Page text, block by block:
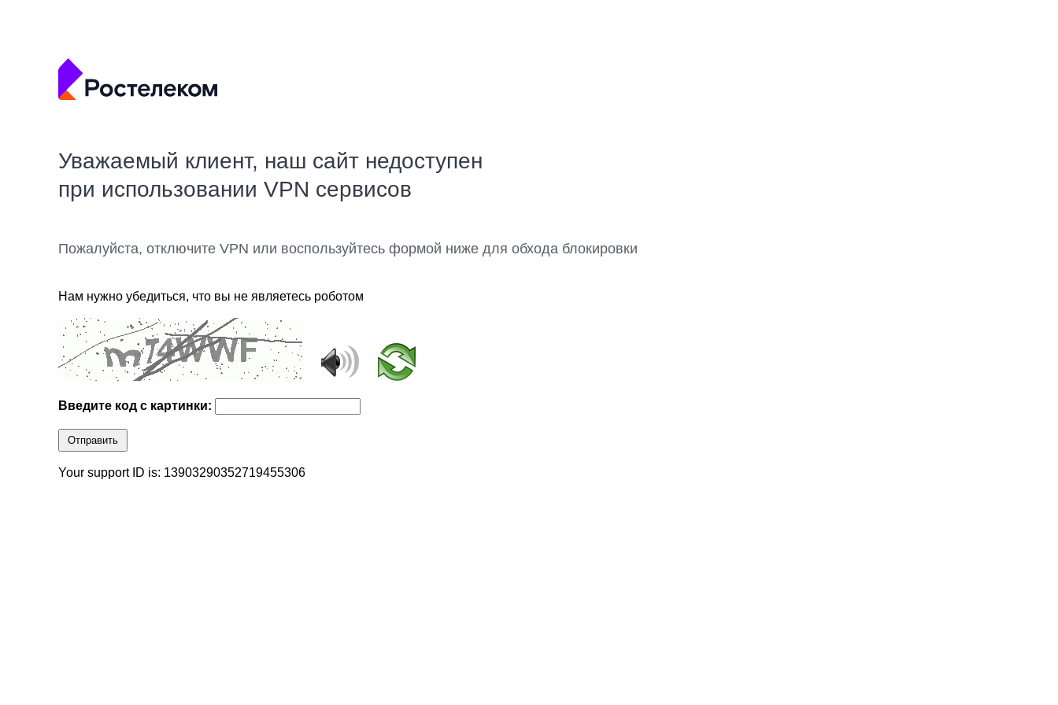
Уважаемый клиент, наш сайт недоступен
при использовании VPN сервисов
Пожалуйста, отключите VPN или воспользуйтесь формой ниже для обхода блокировки
Нам нужно убедиться, что вы не являетесь роботом
Введите код с картинки:
Отправить
Your support ID is: 13903290352719455306